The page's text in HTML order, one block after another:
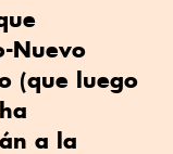
Nuevo
(que luego
a la